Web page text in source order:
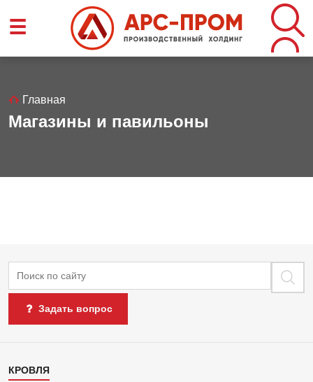
☰
Строка
навигации
Главная
Магазины и павильоны
Поиск
Задать вопрос
Каталог
КРОВЛЯ